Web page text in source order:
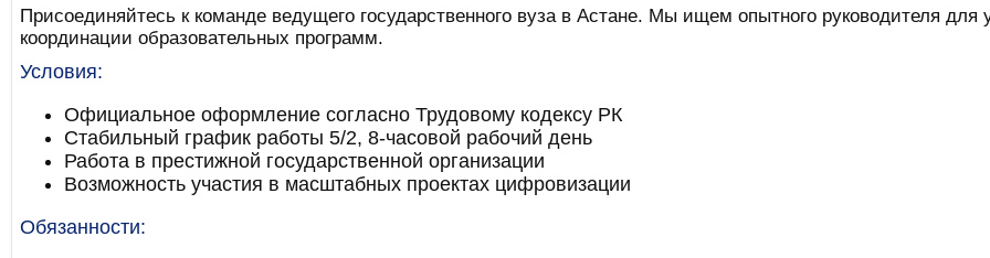
Присоединяйтесь к команде ведущего государственного вуза в Астане. Мы ищем опытного руководителя
координации образовательных программ.
Условия:
Официальное оформление согласно Трудовому кодексу РК
Стабильный график работы 5/2, 8-часовой рабочий день
Работа в престижной государственной организации
Возможность участия в масштабных проектах цифровизации
Обязанности: